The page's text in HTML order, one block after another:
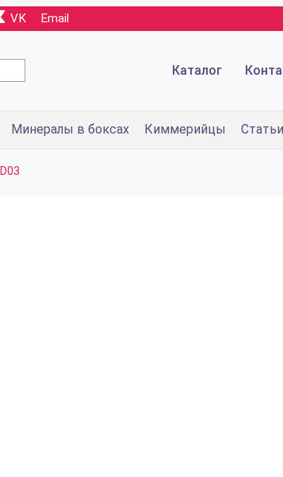
VK Email
Каталог
Минералы в боксах Киммерийцы